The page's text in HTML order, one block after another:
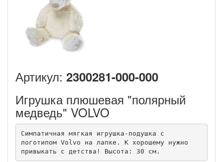
Артикул: 2300281-000-000
Игрушка плюшевая "полярный
медведь" VOLVO
Симпатичная мягкая игрушка-подушка с
логотипом Volvo на лапке. К хорошему нужно
привыкать с детства! Высота: 30 см.